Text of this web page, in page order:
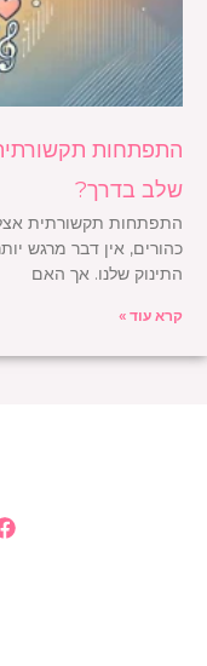
התפתחות
שלב בדרך?
התפתחות תקשורתית
כהורים, אין דבר מרגש
התינוק שלנו. אך האם
קרא עוד »